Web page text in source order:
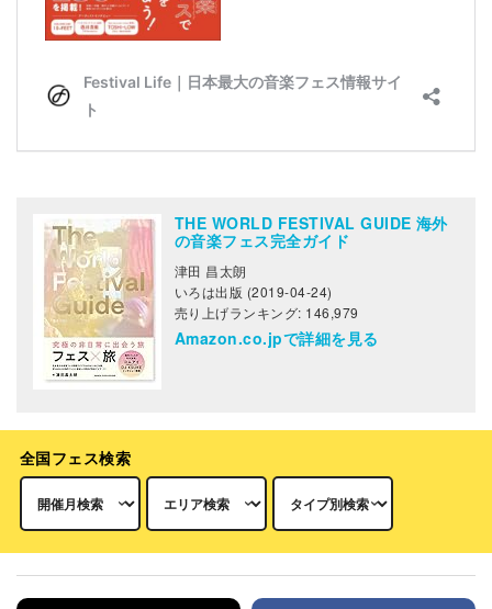
THE WORLD FESTIVAL GUIDE 海外
の音楽フェス完全ガイド
津田 昌太朗
いろは出版 (2019-04-24)
売り上げランキング: 146,979
Amazon.co.jpで詳細を見る
全国フェス検索